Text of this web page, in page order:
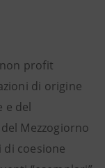
non profit
di origine
e del
Mezzogiorno
coesione